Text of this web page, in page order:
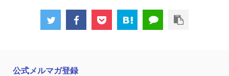
公式メルマガ登録